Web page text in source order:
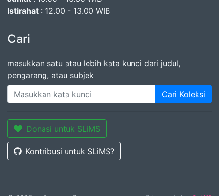
Istirahat : 12.00 - 13.00 WIB
Cari
masukkan satu atau lebih kata kunci dari judul,
pengarang, atau subjek
Cari Koleksi
Donasi untuk SLiMS
Kontribusi untuk SLiMS?